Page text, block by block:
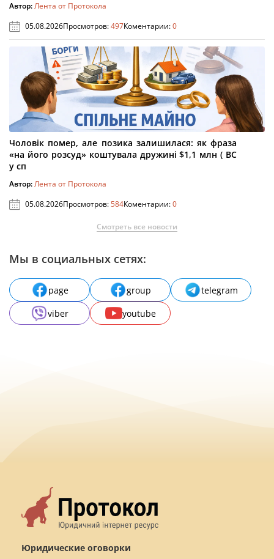
Автор:Лента от Протокола
05.08.2026Просмотров:497Коментарии:0
Чоловік помер, але позика залишилася: як фраза
«на його розсуд» коштувала дружині $1,1 млн ( ВС
у сп
Автор:Лента от Протокола
05.08.2026Просмотров:584Коментарии:0
Смотреть все новости
Мы в социальных сетях:
page group
telegram
viber
youtube
Юридические оговорки